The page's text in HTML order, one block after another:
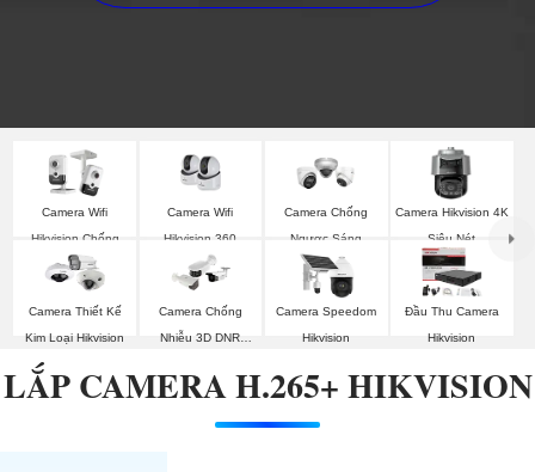
Camera Wifi
Hikvision Chống
Trộm
Camera Wifi
Hikvision 360
Camera Chống
Ngược Sáng
Hikvision
Camera Hikvision 4K
Siêu Nét
Camera Thiết Kế
Kim Loại Hikvision
Camera Chống
Nhiễu 3D DNR
Camera Speedom
Hikvision
Đầu Thu Camera
Hikvision
LẮP CAMERA H.265+ HIKVISION